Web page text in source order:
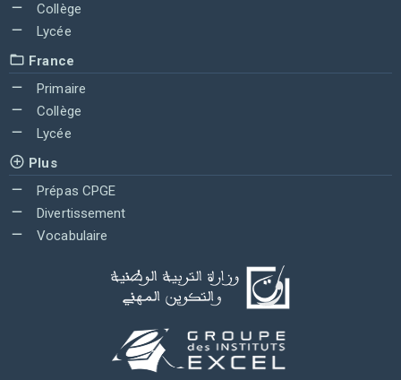
Collège
Lycée
France
Primaire
Collège
Lycée
Plus
Prépas CPGE
Divertissement
Vocabulaire